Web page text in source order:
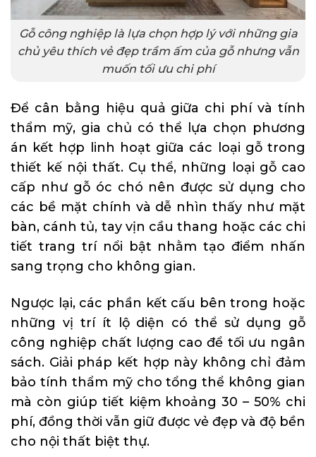
Gỗ công nghiệp là lựa chọn hợp lý với những gia
chủ yêu thích vẻ đẹp trầm ấm của gỗ nhưng vẫn
muốn tối ưu chi phí
Để cân bằng hiệu quả giữa chi phí và tính
thẩm mỹ, gia chủ có thể lựa chọn phương
án kết hợp linh hoạt giữa các loại gỗ trong
thiết kế nội thất. Cụ thể, những loại gỗ cao
cấp như gỗ óc chó nên được sử dụng cho
các bề mặt chính và dễ nhìn thấy như mặt
bàn, cánh tủ, tay vịn cầu thang hoặc các chi
tiết trang trí nổi bật nhằm tạo điểm nhấn
sang trọng cho không gian.
Ngược lại, các phần kết cấu bên trong hoặc
những vị trí ít lộ diện có thể sử dụng gỗ
công nghiệp chất lượng cao để tối ưu ngân
sách. Giải pháp kết hợp này không chỉ đảm
bảo tính thẩm mỹ cho tổng thể không gian
mà còn giúp tiết kiệm khoảng 30 – 50% chi
phí, đồng thời vẫn giữ được vẻ đẹp và độ bền
cho nội thất biệt thự.